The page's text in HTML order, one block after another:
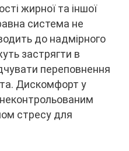
жирної та іншої
система не
до надмірного
застрягти в
переповнення
Дискомфорт у
стресу для